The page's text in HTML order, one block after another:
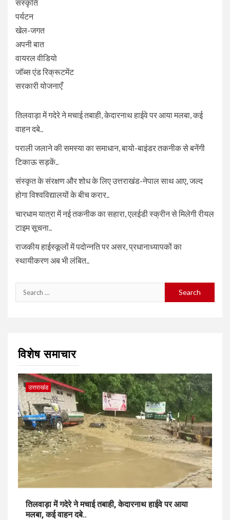
संस्कृति
पर्यटन
खेल-जगत
अपनी बात
वायरल वीडियो
जॉब्स एंड रिक्रूटमेंट
सरकारी योजनाएँ
तिलवाड़ा में गदेरे ने मचाई तबाही, केदारनाथ हाईवे पर आया मलबा, कई
वाहन दबे..
पराली जलाने की समस्या का समाधान, बायो-बाइंडर तकनीक से बनेंगी
टिकाऊ सड़कें..
संस्कृत के संरक्षण और शोध के लिए उत्तराखंड-नेपाल साथ आए, जल्द
होगा विश्वविद्यालयों के बीच करार..
चारधाम यात्रा में नई तकनीक का सहारा, एलईडी स्क्रीन से मिलेगी रीयल
टाइम सूचना..
राजकीय हाईस्कूलों में पदोन्नति पर असर, प्रधानाध्यापकों का
स्थायीकरण अब भी लंबित..
Search
for:
विशेष समाचार
उत्तराखंड
तिलवाड़ा में गदेरे ने मचाई तबाही, केदारनाथ हाईवे पर आया
मलबा, कई वाहन दबे..